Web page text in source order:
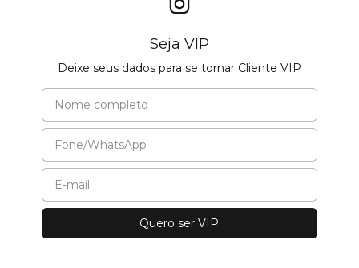
Seja VIP
Deixe seus dados para se tornar Cliente VIP